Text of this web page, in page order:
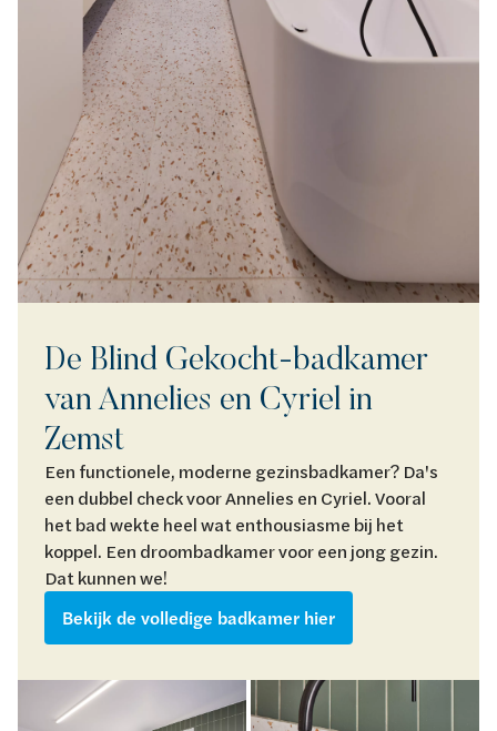
De Blind Gekocht-badkamer
van Annelies en Cyriel in
Zemst
Een functionele, moderne gezinsbadkamer? Da's
een dubbel check voor Annelies en Cyriel. Vooral
het bad wekte heel wat enthousiasme bij het
koppel. Een droombadkamer voor een jong gezin.
Dat kunnen we!
Bekijk de volledige badkamer hier